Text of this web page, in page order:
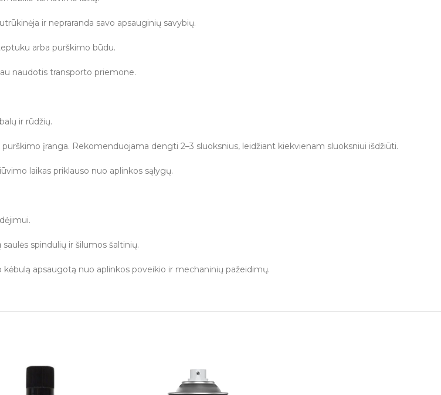
ir nepraranda savo apsauginių savybių.
arba purškimo būdu.
naudotis transporto priemone.
ir rūdžių.
įranga. Rekomenduojama dengti 2–3 sluoksnius, leidžiant kiekvienam sluoksniui išdžiūti.
laikas priklauso nuo aplinkos sąlygų.
spindulių ir šilumos šaltinių.
apsaugotą nuo aplinkos poveikio ir mechaninių pažeidimų.